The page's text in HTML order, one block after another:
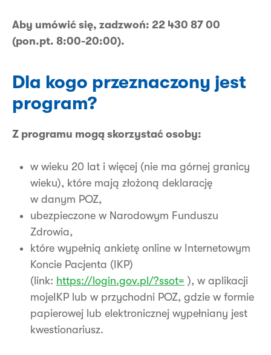
Aby umówić się, zadzwoń: 22 430 87 00
(pon.pt. 8:00-20:00).
Dla kogo przeznaczony jest
program?
Z programu mogą skorzystać osoby:
w wieku 20 lat i więcej (nie ma górnej granicy
wieku), które mają złożoną deklarację
w danym POZ,
ubezpieczone w Narodowym Funduszu
Zdrowia,
które wypełnią ankietę online w Internetowym
Koncie Pacjenta (IKP)
(link: https://login.gov.pl/?ssot= ), w aplikacji
mojeIKP lub w przychodni POZ, gdzie w formie
papierowej lub elektronicznej wypełniany jest
kwestionariusz.